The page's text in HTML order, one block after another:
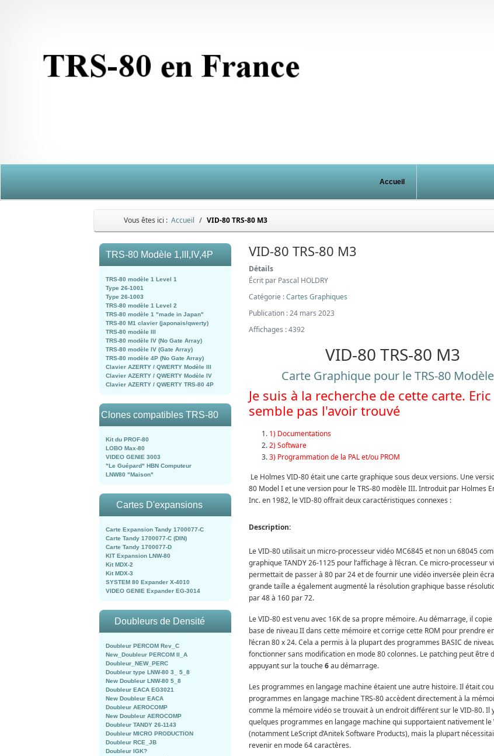
Accueil
Vous êtes ici : Accueil VID-80 TRS-80 M3
TRS-80 Modèle 1,III,IV,4P
TRS-80 modèle 1 Level 1
Type 26-1001
Type 26-1003
TRS-80 modèle 1 Level 2
TRS-80 modèle 1 "made in Japan"
TRS-80 M1 clavier (japonais/qwerty)
TRS-80 modèle III
TRS-80 modèle IV (No Gate Array)
TRS-80 modèle IV (Gate Array)
TRS-80 modèle 4P (No Gate Array)
Clavier AZERTY / QWERTY Modèle III
Clavier AZERTY / QWERTY Modèle IV
Clavier AZERTY / QWERTY TRS-80 4P
Clones compatibles TRS-80
Kit du PROF-80
LOBO Max-80
VIDEO GENIE 3003
"Le Guépard" HBN Computeur
LNW80 "Maison"
Cartes D'expansions
Carte Expansion Tandy 1700077-C
Carte Tandy 1700077-C (DIN)
Carte Tandy 1700077-D
KIT Expansion LNW-80
Kit MDX-2
Kit MDX-3
SYSTEM 80 Expander X-4010
VIDEO GENIE Expander EG-3014
Doubleurs de Densité
Doubleur PERCOM Rev_C
New_Doubleur PERCOM II_A
Doubleur_NEW_PERC
Doubleur type LNW-80 3_ 5_8
New Doubleur LNW-80 5_8
Doubleur EACA EG3021
New Doubleur EACA
Doubleur AEROCOMP
New Doubleur AEROCOMP
Doubleur TANDY 26-1143
Doubleur MICRO PRODUCTION
Doubleur RCE_JB
Doubleur IGK?
VID-80 TRS-80 M3
Détails
Écrit par Pascal HOLDRY
Catégorie :Cartes Graphiques
Publication : 24 mars 2023
Affichages : 4392
VID-80 TRS-80 M3
Carte Graphique pour le TRS-80
Je suis à la recherche de cette carte.
semble pas l'avoir trouvé
1) Documentations
2) Software
3) Programmation de la PAL et/ou PROM
Le Holmes VID-80 était une carte graphique sous deux versions. Une
80 Model I et une version pour le TRS-80 modèle III. Introduit par Holmes
Inc. en 1982, le VID-80 offrait deux caractéristiques connexes :
Description:
Le VID-80 utilisait un micro-processeur vidéo MC6845 et non un 68045
graphique TANDY 26-1125 pour l’affichage à l’écran. Ce micro-processeur
permettait de passer à 80 par 24 et de fournir une vidéo inversée plein
grande taille a également augmenté la résolution graphique basse
par 48 à 160 par 72.
Le VID-80 est venu avec 16K de sa propre mémoire. Au démarrage, il copie
base de niveau II dans cette mémoire et corrige cette ROM pour prendre
l’écran 80 x 24. Cela a permis à la plupart des programmes BASIC de
fonctionner sans modification en mode 80 colonnes. Le patching peut être
appuyant sur la touche6au démarrage.
Les programmes en langage machine étaient une autre histoire. Il était
programmes en langage machine TRS-80 accèdent directement à la
comme la mémoire vidéo se trouvait à un endroit différent sur le VID-80. Il
quelques programmes en langage machine qui supportaient nativement le
(notamment LeScript d’Anitek Software Products), mais la plupart
revenir en mode 64 caractères.